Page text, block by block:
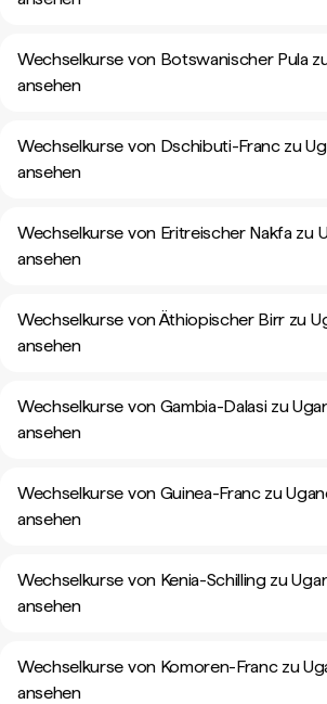
Wechselkurse von Botswanischer Pula
ansehen
Wechselkurse von Dschibuti-Franc zu
ansehen
Wechselkurse von Eritreischer Nakfa zu
ansehen
Wechselkurse von Äthiopischer Birr zu
ansehen
Wechselkurse von Gambia-Dalasi zu
ansehen
Wechselkurse von Guinea-Franc zu
ansehen
Wechselkurse von Kenia-Schilling zu
ansehen
Wechselkurse von Komoren-Franc zu
ansehen